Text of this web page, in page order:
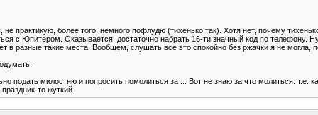
более того, немного пофлудю (тихенько так). Хотя нет, почему
с Юпитером. Оказывается, достаточно набрать 16-ти значный код по телефону.
в разные такие места. Вообщем, слушать все это спокойно без ржачки я не могла,
подать милостню и попросить помолиться за ... Вот не знаю за что молиться.
то жуткий.